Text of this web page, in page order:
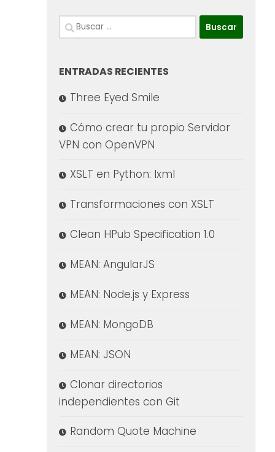
Buscar:
ENTRADAS RECIENTES
Three Eyed Smile
Cómo crear tu propio Servidor
VPN con OpenVPN
XSLT en Python: lxml
Transformaciones con XSLT
Clean HPub Specification 1.0
MEAN: AngularJS
MEAN: Node.js y Express
MEAN: MongoDB
MEAN: JSON
Clonar directorios
independientes con Git
Random Quote Machine